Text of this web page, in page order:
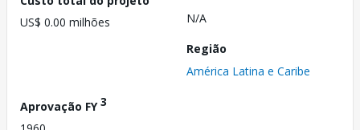
US$ 0.00 milhões
N/A
Região
América Latina e Caribe
Aprovação FY3